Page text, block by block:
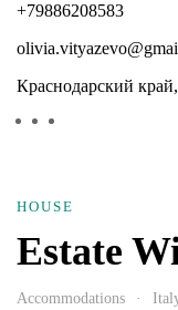
+79886208583
Краснодарский
HOUSE
Estate
Accommodations